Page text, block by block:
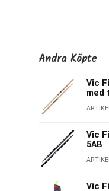
i.
väldigt nära
Andra Köpte
Vic
med
Vic
5AB
Vic